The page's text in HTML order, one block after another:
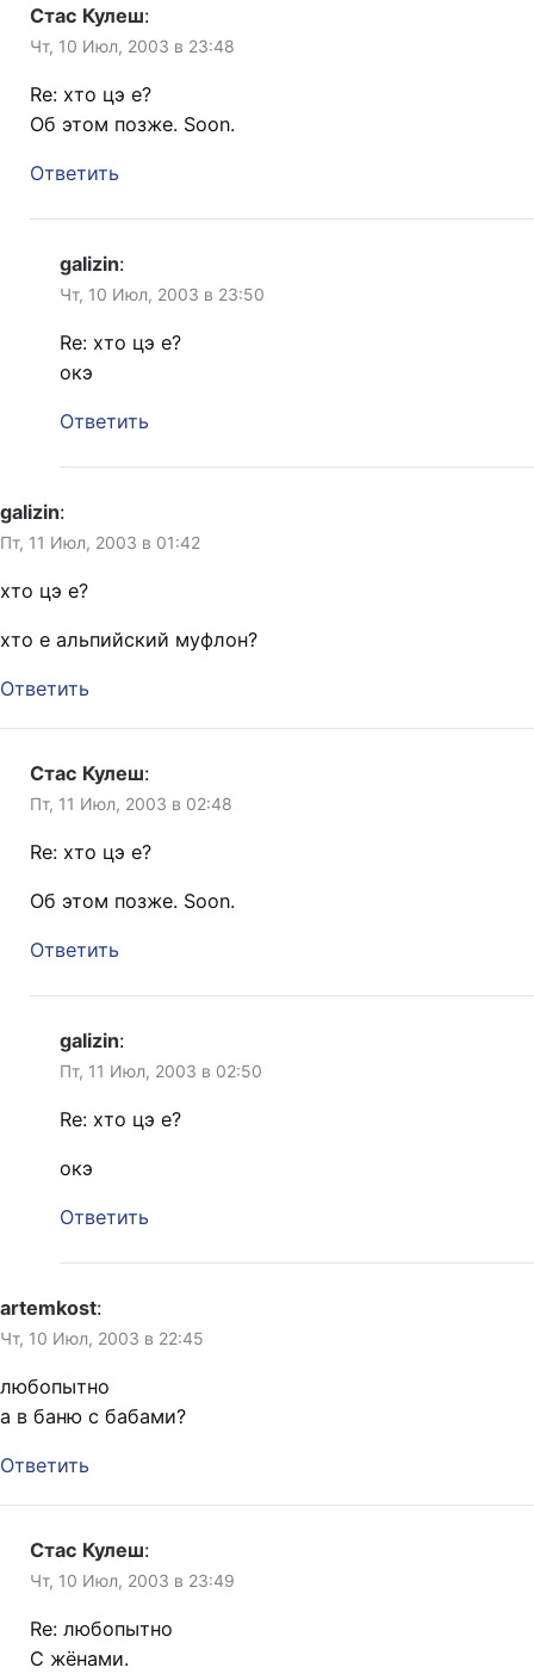
Стас Кулеш:
Чт, 10 Июл, 2003 в 23:48
Re: хто цэ е?
Об этом позже. Soon.
Ответить
galizin:
Чт, 10 Июл, 2003 в 23:50
Re: хто цэ е?
окэ
Ответить
galizin:
Пт, 11 Июл, 2003 в 01:42
хто цэ е?
хто е альпийский муфлон?
Ответить
Стас Кулеш:
Пт, 11 Июл, 2003 в 02:48
Re: хто цэ е?
Об этом позже. Soon.
Ответить
galizin:
Пт, 11 Июл, 2003 в 02:50
Re: хто цэ е?
окэ
Ответить
artemkost:
Чт, 10 Июл, 2003 в 22:45
любопытно
а в баню с бабами?
Ответить
Стас Кулеш:
Чт, 10 Июл, 2003 в 23:49
Re: любопытно
C жёнами.